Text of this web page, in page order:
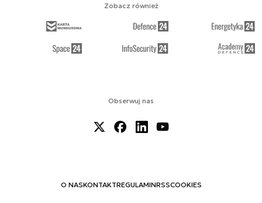
Obserwuj nas
O NASKONTAKTREGULAMINRSSCOOKIES
Zobacz również